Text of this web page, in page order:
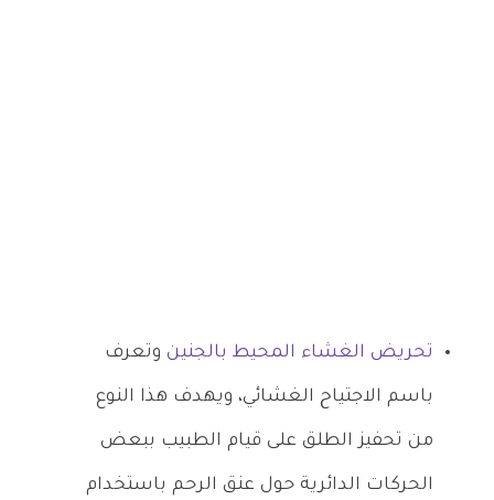
تحريض الغشاء المحيط بالجنين وتعرف
باسم الاجتياح الغشائي، ويهدف هذا النوع
من تحفيز الطلق على قيام الطبيب ببعض
الحركات الدائرية حول عنق الرحم باستخدام